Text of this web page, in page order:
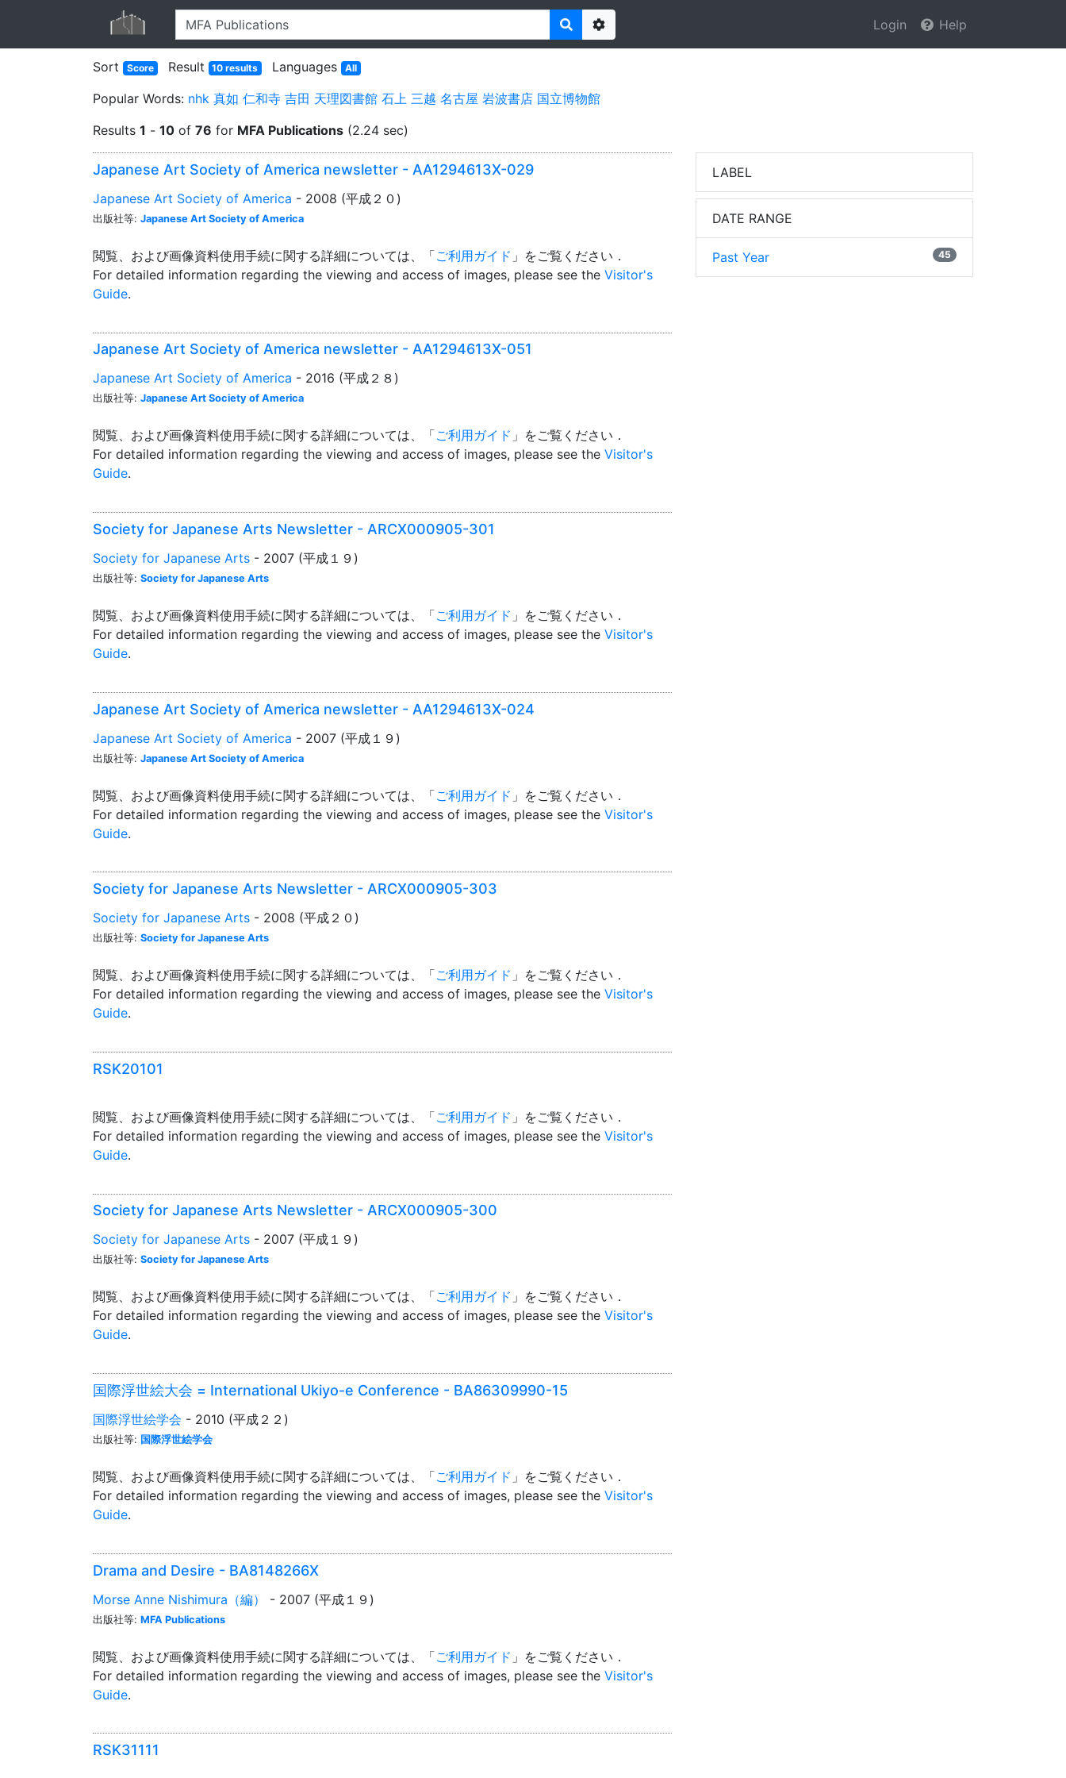
Options
Login Help
Sort Score Result 10 results Languages All
Popular Words: nhk 真如 仁和寺 吉田 天理図書館 石上 三越 名古屋 岩波書店 国立博物館
Results 1 - 10 of 76 for MFA Publications (2.24 sec)
Japanese Art Society of America newsletter - AA1294613X-029
Japanese Art Society of America - 2008 (平成２０)
出版社等: Japanese Art Society of America
閲覧、および画像資料使用手続に関する詳細については、「ご利用ガイド 」をご覧ください．
For detailed information regarding the viewing and access of images, please see the Visitor's
Guide.
Japanese Art Society of America newsletter - AA1294613X-051
Japanese Art Society of America - 2016 (平成２８)
出版社等: Japanese Art Society of America
閲覧、および画像資料使用手続に関する詳細については、「ご利用ガイド 」をご覧ください．
For detailed information regarding the viewing and access of images, please see the Visitor's
Guide.
Society for Japanese Arts Newsletter - ARCX000905-301
Society for Japanese Arts - 2007 (平成１９)
出版社等: Society for Japanese Arts
閲覧、および画像資料使用手続に関する詳細については、「ご利用ガイド 」をご覧ください．
For detailed information regarding the viewing and access of images, please see the Visitor's
Guide.
Japanese Art Society of America newsletter - AA1294613X-024
Japanese Art Society of America - 2007 (平成１９)
出版社等: Japanese Art Society of America
閲覧、および画像資料使用手続に関する詳細については、「ご利用ガイド 」をご覧ください．
For detailed information regarding the viewing and access of images, please see the Visitor's
Guide.
Society for Japanese Arts Newsletter - ARCX000905-303
Society for Japanese Arts - 2008 (平成２０)
出版社等: Society for Japanese Arts
閲覧、および画像資料使用手続に関する詳細については、「ご利用ガイド 」をご覧ください．
For detailed information regarding the viewing and access of images, please see the Visitor's
Guide.
RSK20101
閲覧、および画像資料使用手続に関する詳細については、「ご利用ガイド 」をご覧ください．
For detailed information regarding the viewing and access of images, please see the Visitor's
Guide.
Society for Japanese Arts Newsletter - ARCX000905-300
Society for Japanese Arts - 2007 (平成１９)
出版社等: Society for Japanese Arts
閲覧、および画像資料使用手続に関する詳細については、「ご利用ガイド 」をご覧ください．
For detailed information regarding the viewing and access of images, please see the Visitor's
Guide.
国際浮世絵大会 = International Ukiyo-e Conference - BA86309990-15
国際浮世絵学会 - 2010 (平成２２)
出版社等: 国際浮世絵学会
閲覧、および画像資料使用手続に関する詳細については、「ご利用ガイド 」をご覧ください．
For detailed information regarding the viewing and access of images, please see the Visitor's
Guide.
Drama and Desire - BA8148266X
Morse Anne Nishimura（編） - 2007 (平成１９)
出版社等: MFA Publications
閲覧、および画像資料使用手続に関する詳細については、「ご利用ガイド 」をご覧ください．
For detailed information regarding the viewing and access of images, please see the Visitor's
Guide.
RSK31111
LABEL
DATE RANGE
Past Year 45